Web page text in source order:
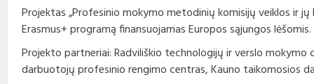
Planavimo dokumentai
Viešieji pirkimai
Biudžeto vykdymo ataskaitų
Struktūra
Direktorius
Vadovų darbotvarkės
Paslaugos
Korupcijos prevencija
Profesinio rengimo
standartai
Terminų žodynas
Projektas „Profesinio mokymo metodinių komisijų veiklos ir
Erasmus+ programą finansuojamas Europos sąjungos lėšomis.
Projekto partneriai: Radviliškio technologijų ir verslo mokymo
darbuotojų profesinio rengimo centras, Kauno taikomosios